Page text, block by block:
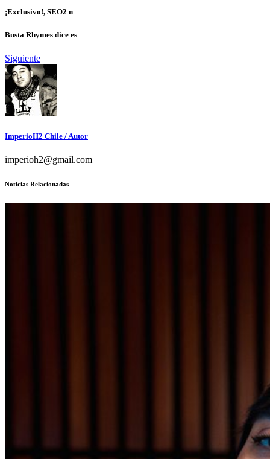
¡Exclusivo!, SEO2 n
Busta Rhymes dice es
Siguiente
ImperioH2 Chile / Autor
imperioh2@gmail.com
Noticias Relacionadas